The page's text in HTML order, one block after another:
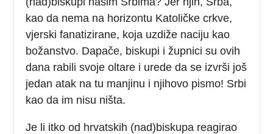
kao da nema na horizontu Katoličke crkve,
vjerski fanatizirane, koja uzdiže naciju kao
božanstvo. Dapače, biskupi i župnici su ovih
dana rabili svoje oltare i urede da se izvrši još
jedan atak na tu manjinu i njihovo pismo! Srbi
kao da im nisu ništa.
Je li itko od hrvatskih (nad)biskupa reagirao